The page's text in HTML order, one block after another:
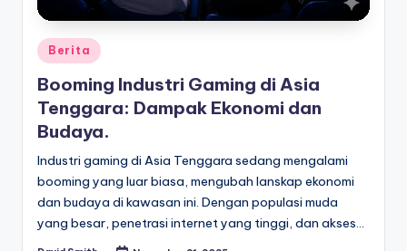
Posted
in
Berita
Booming Industri Gaming di Asia
Tenggara: Dampak Ekonomi dan
Budaya.
Industri gaming di Asia Tenggara sedang mengalami
booming yang luar biasa, mengubah lanskap ekonomi
dan budaya di kawasan ini. Dengan populasi muda
yang besar, penetrasi internet yang tinggi, dan akses…